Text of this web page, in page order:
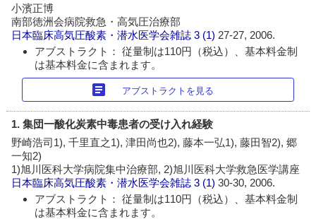
小濱正博
南部徳洲会病院救急・高気圧治療部
日本臨床高気圧酸素・潜水医学会雑誌 3 (1) 27-27, 2006.
アブストラクト： 従量制は110円（税込）、基本料金制
は基本料金に含まれます。
article アブストラクトを見る
1. 集団一酸化炭素中毒患者の受け入れ経験
野崎浩司1), 千里直之1), 津田尚也2), 藤本一弘1), 藤田智2), 郷
一知2)
1)旭川医科大学病院集中治療部, 2)旭川医科大学救急医学講座
日本臨床高気圧酸素・潜水医学会雑誌 3 (1)30-30, 2006.
アブストラクト： 従量制は110円（税込）、基本料金制
は基本料金に含まれます。